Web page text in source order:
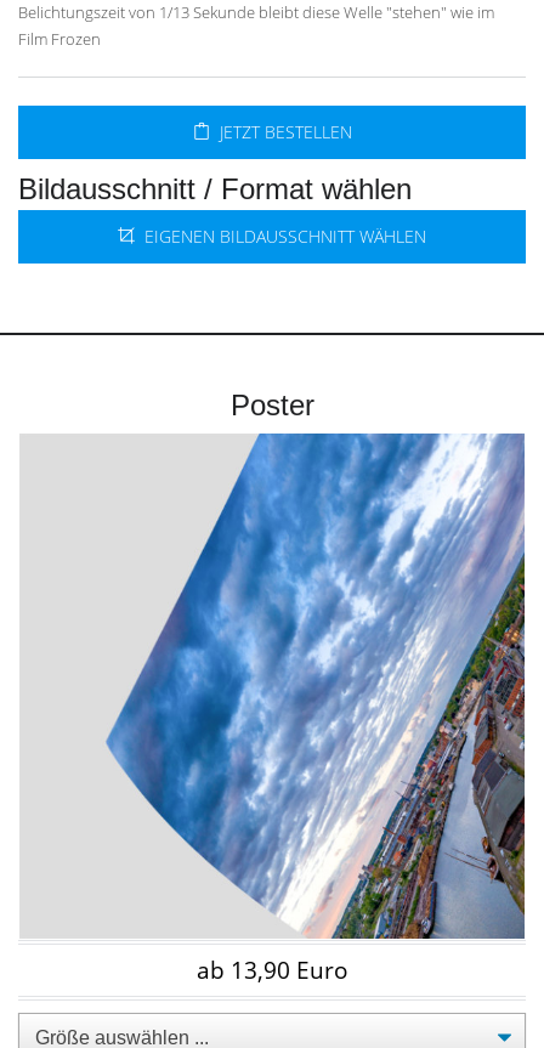
Belichtungszeit von 1/13 Sekunde bleibt diese Welle "stehen" wie im
Film Frozen
JETZT BESTELLEN
Bildausschnitt / Format wählen
EIGENEN BILDAUSSCHNITT WÄHLEN
Poster
ab 13,90 Euro